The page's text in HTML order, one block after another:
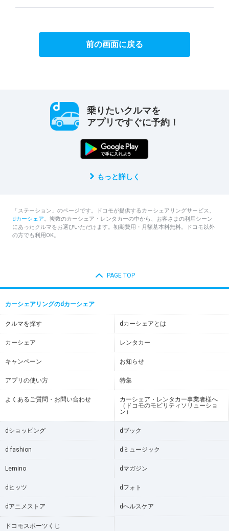
前の画面に戻る
乗りたいクルマを
アプリですぐに予約！
もっと詳しく
「ステーション」のページです。ドコモが提供するカーシェアリングサービス、
dカーシェア。複数のカーシェア・レンタカーの中から、お客さまの利用シーン
にあったクルマをお選びいただけます。初期費用・月額基本料無料。ドコモ以外
の方でも利用OK。
PAGE TOP
カーシェアリングのdカーシェア
クルマを探す dカーシェアとは
カーシェア レンタカー
キャンペーン お知らせ
アプリの使い方 特集
よくあるご質問・お問い合わせ
カーシェア・レンタカー事業者様へ
（ドコモのモビリティソリューショ
ン）
dショッピング dブック
d fashion dミュージック
Lemino dマガジン
dヒッツ dフォト
dアニメストア dヘルスケア
ドコモスポーツくじ